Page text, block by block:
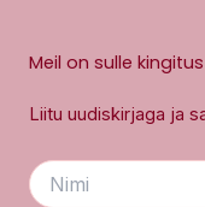
Meil on sulle kingitus
Liitu uudiskirjaga ja